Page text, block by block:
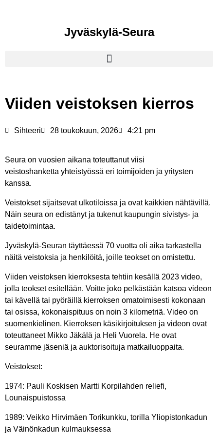
Jyväskylä-Seura
Viiden veistoksen kierros
Sihteeri 28 toukokuun, 2026 4:21 pm
Seura on vuosien aikana toteuttanut viisi
veistoshanketta yhteistyössä eri toimijoiden ja yritysten
kanssa.
Veistokset sijaitsevat ulkotiloissa ja ovat kaikkien nähtävillä.
Näin seura on edistänyt ja tukenut kaupungin sivistys- ja
taidetoimintaa.
Jyväskylä-Seuran täyttäessä 70 vuotta oli aika tarkastella
näitä veistoksia ja henkilöitä, joille teokset on omistettu.
Viiden veistoksen kierroksesta tehtiin kesällä 2023 video,
jolla teokset esitellään. Voitte joko pelkästään katsoa videon
tai kävellä tai pyöräillä kierroksen omatoimisesti kokonaan
tai osissa, kokonaispituus on noin 3 kilometriä. Video on
suomenkielinen. Kierroksen käsikirjoituksen ja videon ovat
toteuttaneet Mikko Jäkälä ja Heli Vuorela. He ovat
seuramme jäseniä ja auktorisoituja matkailuoppaita.
Veistokset:
1974: Pauli Koskisen Martti Korpilahden reliefi,
Lounaispuistossa
1989: Veikko Hirvimäen Torikunkku, torilla Yliopistonkadun
ja Väinönkadun kulmauksessa